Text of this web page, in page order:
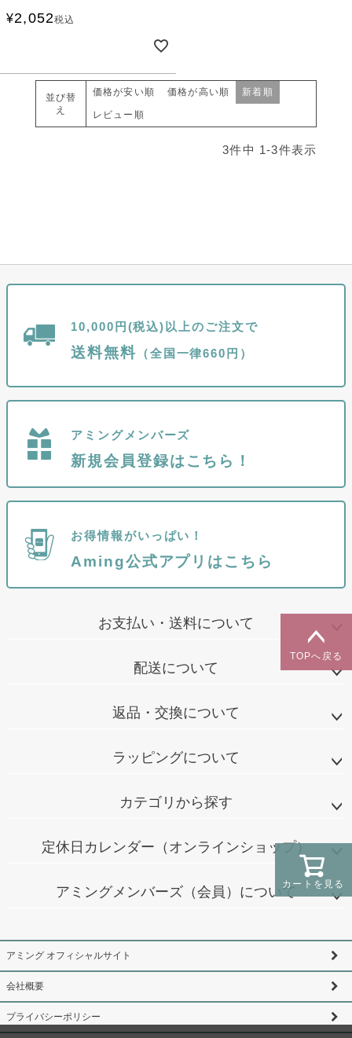
¥2,052税込
並び替
え
価格が安い順 価格が高い順 新着順
レビュー順
3件中 1-3件表示
カートを見る
TOPへ戻る
10,000円(税込)以上のご注文で
送料無料 （全国一律660円）
アミングメンバーズ
新規会員登録はこちら！
お得情報がいっぱい！
Aming公式アプリはこちら
お支払い・送料について
配送について
返品・交換について
ラッピングについて
カテゴリから探す
定休日カレンダー（オンラインショップ）
アミングメンバーズ（会員）について
アミング オフィシャルサイト
会社概要
プライバシーポリシー